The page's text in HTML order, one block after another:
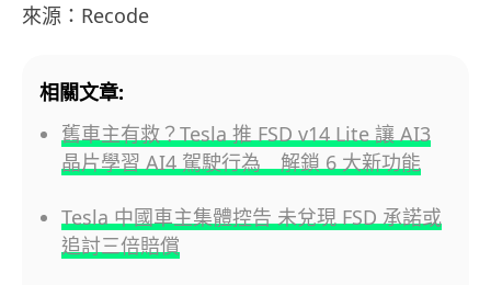
來源：Recode
相關文章:
舊車主有救？Tesla 推 FSD v14 Lite 讓 AI3
晶片學習 AI4 駕駛行為 解鎖 6 大新功能
Tesla 中國車主集體控告 未兌現 FSD 承諾或
追討三倍賠償